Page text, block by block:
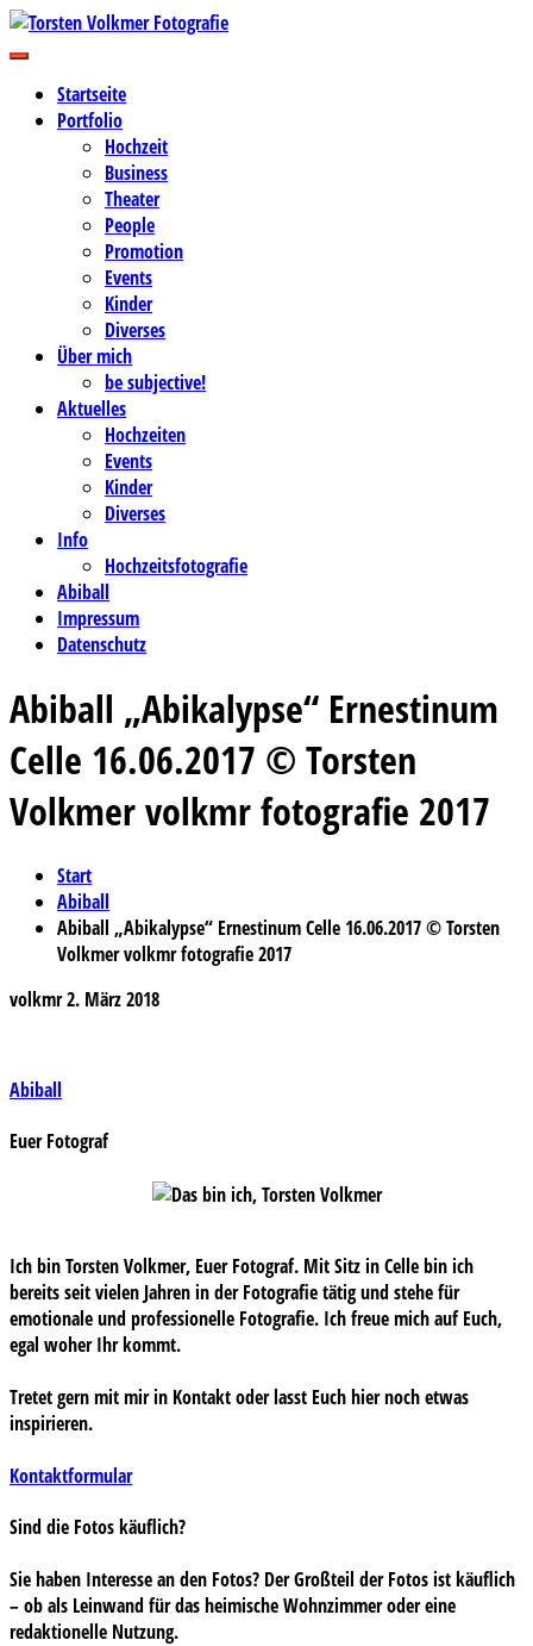
Zum
Inhalt
Torsten Volkmer Fotografie
Business-, Portrait- und Hochzeitsfotografie
Startseite
Portfolio
Hochzeit
Business
Theater
People
Promotion
Events
Kinder
Diverses
Über mich
be subjective!
Aktuelles
Hochzeiten
Events
Kinder
Diverses
Info
Hochzeitsfotografie
Abiball
Impressum
Datenschutz
Abiball „Abikalypse“ Ernestinum
Celle 16.06.2017 © Torsten
Volkmer volkmr fotografie 2017
Start
Abiball
Abiball „Abikalypse“ Ernestinum Celle 16.06.2017 © Torsten
Volkmer volkmr fotografie 2017
volkmr2. März 2018
Beitragsnavigation
Abiball
Euer Fotograf
Ich bin Torsten Volkmer, Euer Fotograf. Mit Sitz in Celle bin ich
bereits seit vielen Jahren in der Fotografie tätig und stehe für
emotionale und professionelle Fotografie. Ich freue mich auf Euch,
egal woher Ihr kommt.
Tretet gern mit mir in Kontakt oder lasst Euch hier noch etwas
inspirieren.
Kontaktformular
Sind die Fotos käuflich?
Sie haben Interesse an den Fotos? Der Großteil der Fotos ist käuflich
– ob als Leinwand für das heimische Wohnzimmer oder eine
redaktionelle Nutzung.